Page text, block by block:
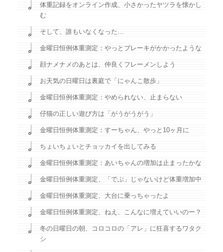
体重記録をオンライン作成、小さかったヤツラを懐かし
む
そして、誰もいなくなった…
金曜日恒例体重測定：やっとブレーキがかかったような
顔ナメナメのあとは、仲良くフレーメンしよう
お天気の日曜日は裏庭で「にゃんこ散歩」
金曜日恒例体重測定：やめられない、止まらない
仔猫の正しい遊び方は「がうがうがう」
金曜日恒例体重測定：すーちゃん、やっと10ヶ月に
ちょいちょいとチョッカイを出してみる
金曜日恒例体重測定：あいちゃんの増加は止まったかな
金曜日恒例体重測定、「でぶ」じゃないけど体重増加中
金曜日恒例体重測定、大台に乗っちゃったよ
金曜日恒例体重測定、ねえ、こんなに増えていいのー？
冬の日曜日の朝、コロコロの「アレ」に狂喜するワタク
シ